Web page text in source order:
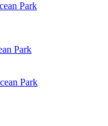
Park
Park
Park